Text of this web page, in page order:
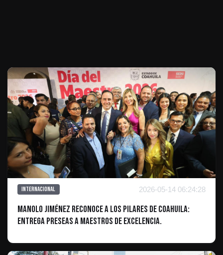
Internacional 2026-05-14 06:24:28
Manolo Jiménez reconoce a los pilares de Coahuila:
Entrega preseas a maestros de excelencia.